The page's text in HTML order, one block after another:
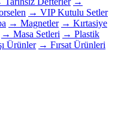
→ VIP Kutulu Setler
→ Magnetler → Kırtasiye
→ Masa Setleri → Plastik
Ürünler → Fırsat Ürünleri